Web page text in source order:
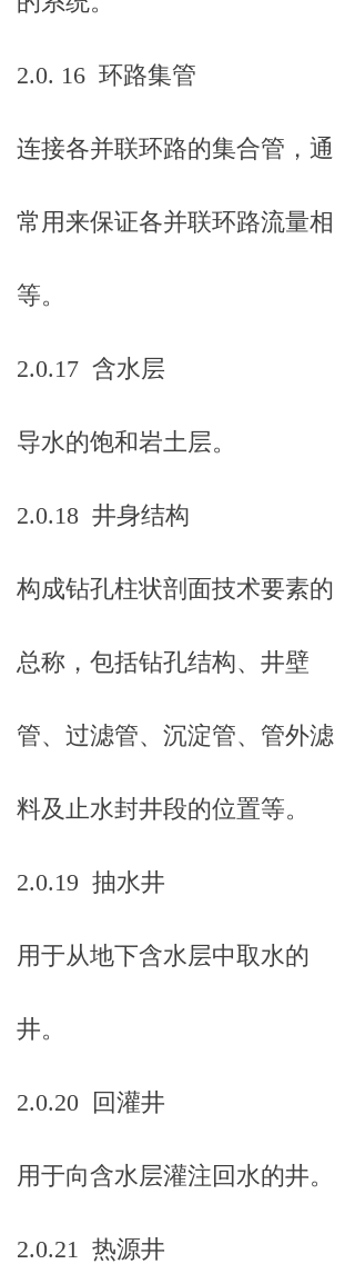
2.0. 16 环路集管
连接各并联环路的集合管，通
常用来保证各并联环路流量相
等。
2.0.17 含水层
导水的饱和岩土层。
2.0.18 井身结构
构成钻孔柱状剖面技术要素的
总称，包括钻孔结构、井壁
管、过滤管、沉淀管、管外滤
料及止水封井段的位置等。
2.0.19 抽水井
用于从地下含水层中取水的
井。
2.0.20 回灌井
用于向含水层灌注回水的井。
2.0.21 热源井